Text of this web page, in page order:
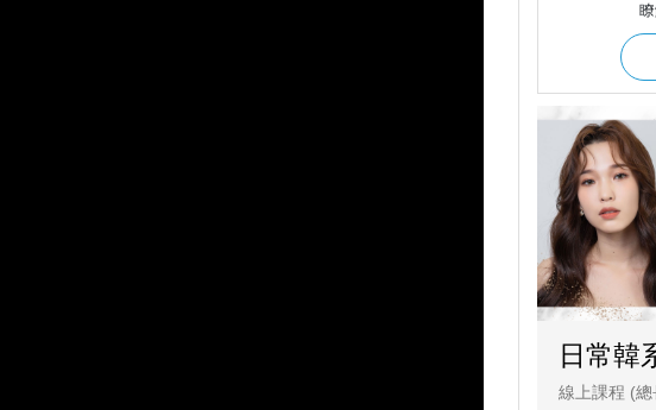
日常韓
線上課程 (